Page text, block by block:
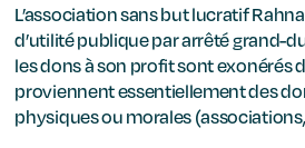
L’association sans but lucratif
d’utilité publique par arrêté grand-
les dons à son profit sont exonérés
proviennent essentiellement des
physiques ou morales